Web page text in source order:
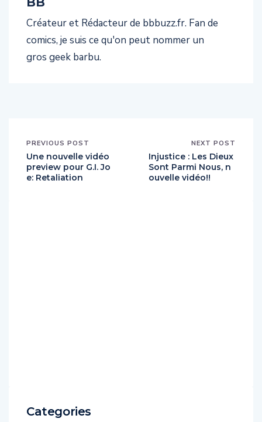
Créateur et Rédacteur de bbbuzz.fr. Fan de
comics, je suis ce qu'on peut nommer un
gros geek barbu.
PREVIOUS POST
Une nouvelle vidéo
preview pour G.I. Jo
e: Retaliation
NEXT POST
Injustice : Les Dieux
Sont Parmi Nous, n
ouvelle vidéo!!
Categories